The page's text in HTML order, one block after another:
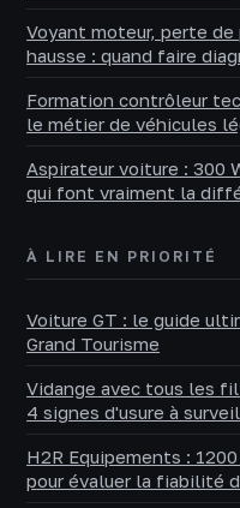
Voyant moteur, perte
hausse : quand faire
Formation contrôleur
le métier de véhicules
Aspirateur voiture : 300
qui font vraiment la
À LIRE EN PRIORITÉ
Voiture GT : le guide
Grand Tourisme
Vidange avec tous les
4 signes d'usure à
H2R Equipements :
pour évaluer la fiabilité